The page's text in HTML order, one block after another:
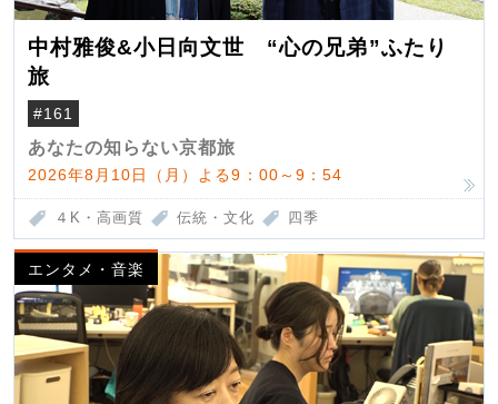
中村雅俊&小日向文世 “心の兄弟”ふたり
旅
#161
あなたの知らない京都旅
2026年8月10日（月）よる9：00～9：54
４K・高画質 伝統・文化 四季
エンタメ・音楽